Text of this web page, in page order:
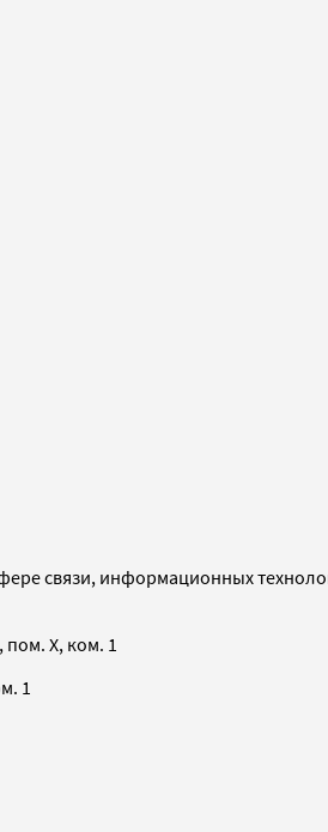
связи, информационных
пом. X, ком. 1
1